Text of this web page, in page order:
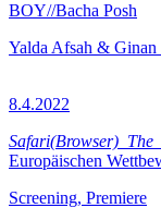
BOY//Bacha Posh
Yalda Afsah & Ginan
8.4.2022
Europäischen
Screening, Premiere